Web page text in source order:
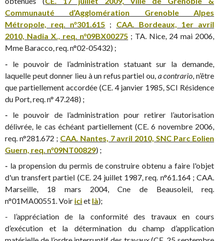
Communauté d’Agglomération Grenoble Alpes
Métropole, req. n°301.615 ; CAA. Bordeaux, 1er avril
2010, Nadia X., req. n°09BX00275 ; TA. Nice, 24 mai 2006,
Mme Baracco, req. n°02-05432) ;
- le pouvoir de l’administration statuant sur la demande,
laquelle peut donner lieu à un refus partiel ou, a contrario , n’être
que partiellement accordée (CE. 4 janvier 1985, SCI Résidence
du Port, req. n° 47.248) ;
- le pouvoir de l’administration pour retirer l’autorisation
délivrée, le cas échéant partiellement (CE. 6 novembre 2006,
req. n°281.672 ; CAA. Nantes, 7 avril 2010, SNC Parc Eolien
Guern, req. n°09NT00829) ;
- la propension du permis de construire obtenu a faire l'objet
d'un transfert partiel (CE. 24 juillet 1987, req. n°61.164 ; CAA.
Marseille, 18 mars 2004, Cne de Beausoleil, req.
n°01MA00551. Voir iciet là);
- l’appréciation de la conformité des travaux en cours
d’exécution et la détermination du champ d’application